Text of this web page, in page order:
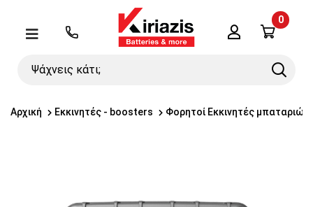
Μενού
Ψάχνεις
Search
Λογαριασμός
0
Αρχική Εκκινητές - boosters Φορητοί Εκκινητές μπαταριών